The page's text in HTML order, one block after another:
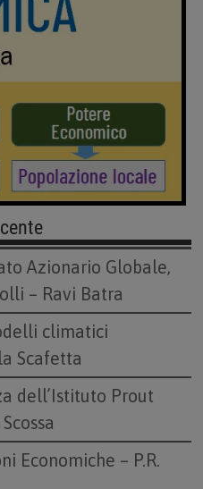
Azionario Globale,
– Ravi Batra
climatici
Scafetta
dell’Istituto Prout
Economiche – P.R.